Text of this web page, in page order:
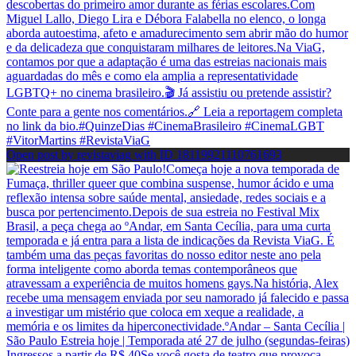
Open post by revistaviag with ID 18119921110761693